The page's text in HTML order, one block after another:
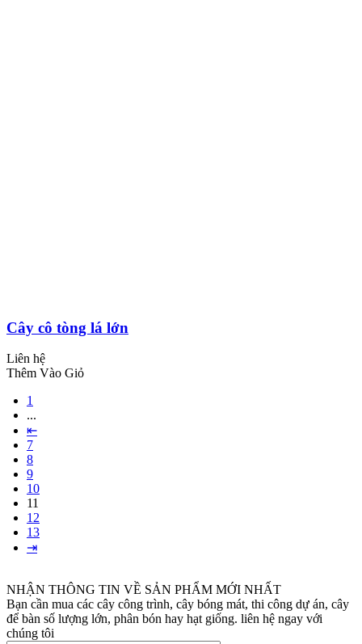
Cây cô tòng lá lớn
Liên hệ
Thêm Vào Giỏ
1
...
⇤
7
8
9
10
11
12
13
⇥
NHẬN THÔNG TIN VỀ SẢN PHẨM MỚI NHẤT
Bạn cần mua các cây công trình, cây bóng mát, thi công dự án, cây
để bàn số lượng lớn, phân bón hay hạt giống. liên hệ ngay với
chúng tôi